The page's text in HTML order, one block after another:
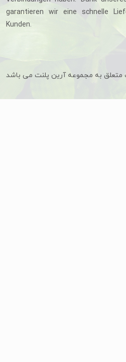
garantieren wir eine schnelle
Kunden.